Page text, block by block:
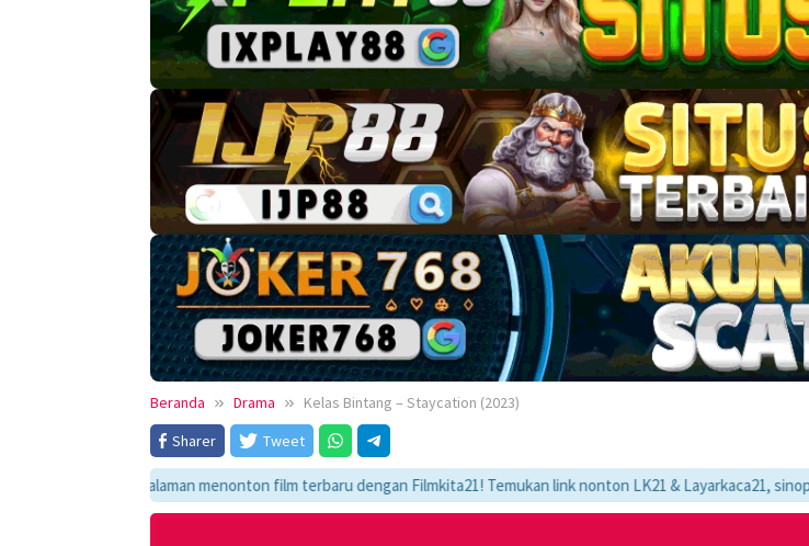
Beranda Drama
Kelas Bintang – Staycation (2023)
Sharer
Tweet
pengalaman menonton film terbaru dengan Filmkita21! Temukan link nonton LK21 & Layarkaca21, sinopsis